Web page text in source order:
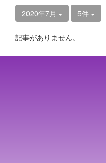
2020年7月 5件
記事がありません。